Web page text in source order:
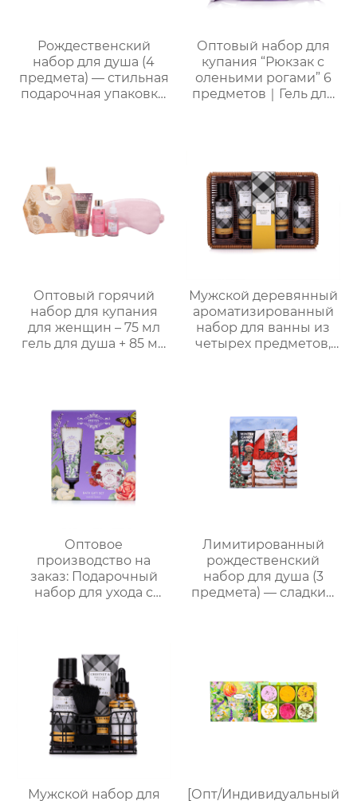
Рождественский
набор для душа (4
предмета) — стильная
подарочная упаковка,
Оптовый набор для
купания “Рюкзак с
оленьими рогами” 6
предметов｜Гель для
бомбочка для ванны
“Пятиконечная
звезда” 50 г и пенная
мочалка “Единорог”
для активной пены｜
ODM под заказ,
Оптовый горячий
набор для купания
для женщин – 75 мл
гель для душа + 85 мл
подарочная упаковка
в многоугольной
коробке для
переноски, возможна
нанесение логотипа,
прямые поставки с
завода
Мужской деревянный
ароматизированный
набор для ванны из
четырех предметов,
подарочная коробка
для ванны для
мужчин, подарок на
День отца , парню,
мужу
Оптовое
производство на
заказ: Подарочный
набор для ухода с
идеальный комплект
для расслабления
женщин, мам и
подруг.
Лимитированный
рождественский
набор для душа (3
предмета) — сладкий
Мужской набор для [Опт/Индивидуальный